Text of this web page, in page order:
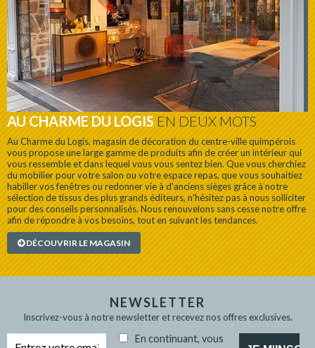
AU CHARME DU LOGISEN DEUX MOTS
Au Charme du Logis, magasin de décoration du centre-ville quimpérois
vous propose une large gamme de produits afin de créer un intérieur qui
vous ressemble et dans lequel vous vous sentez bien. Que vous cherchiez
du mobilier pour votre salon ou votre espace repas, que vous souhaitiez
habiller vos fenêtres ou redonner vie à d'anciens sièges grâce à notre
sélection de tissus des plus grands éditeurs, n'hésitez pas à nous solliciter
pour des conseils personnalisés. Nous renouvelons sans cesse notre offre
afin de répondre à vos besoins, tout en suivant les tendances.
DÉCOUVRIR LE MAGASIN
NEWSLETTER
Inscrivez-vous à notre newsletter et recevez nos offres exclusives.
En continuant, vous